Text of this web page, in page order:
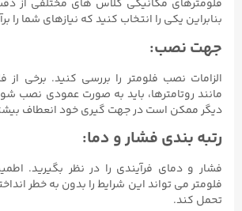
فلومترهای مکانیکی کلاس های مختلفی از
بنابراین یکی را انتخاب کنید که نیازهای شما را
جهت نصب:
الزامات نصب فلومتر را بررسی کنید. برخی از
مانند روتامترها، باید به صورت عمودی نصب
دیگر ممکن است در جهت گیری خود انعطاف
رتبه بندی فشار و دما:
فشار و دمای فرآیندی را در نظر بگیرید.
فلومتر می تواند این شرایط را بدون به خطر
تحمل کند.